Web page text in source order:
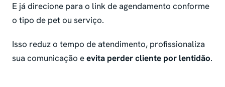
E já direcione para o link de agendamento conforme
o tipo de pet ou serviço.
Isso reduz o tempo de atendimento, profissionaliza
sua comunicação eevita perder cliente por lentidão.